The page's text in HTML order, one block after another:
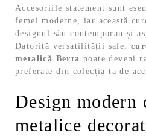
Accesoriile statement sunt
femei moderne, iar această
designul său contemporan și
Datorită versatilității sale,
metalică Berta poate deveni
preferate din colecția ta de
Design modern
metalice